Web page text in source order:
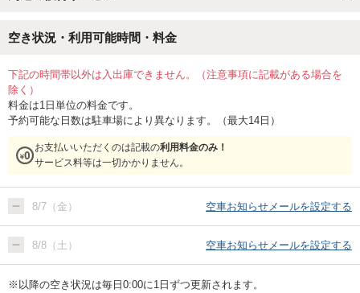
空き状況・利用可能時間・料金
下記の時間帯以外は入出庫できません。（注意事項に記載がある場合を
除く）
料金は1日単位の料金です。
予約可能な日数は駐車場により異なります。（最大14日）
お支払いいただくのは記載の利用料金のみ！
サービス料等は一切かかりません。
8/7（金） 空車お知らせメールを設定する
8/8（土） 空車お知らせメールを設定する
※以降の空き状況は毎日0:00に1日ずつ更新されます。